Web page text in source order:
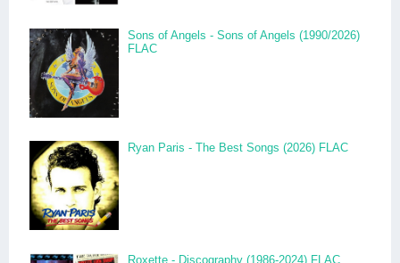
Sons of Angels - Sons of Angels (1990/2026)
FLAC
Ryan Paris - The Best Songs (2026) FLAC
Roxette - Discography (1986-2024) FLAC